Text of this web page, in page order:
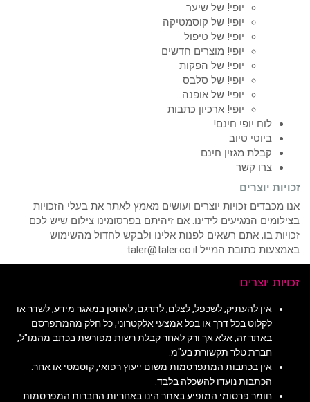
יופי! של שיער
יופי! של קוסמטיקה
יופי! של טיפול
יופי! מוצרים חדשים
יופי! של הפקות
יופי! של סלבס
יופי! של אופנה
יופי! ארכיון כתבות
לוח יופי חינם!
ביוטי טיוב
קבלת מגזין חינם
צרו קשר
זכויות יוצרים
אנו מכבדים זכויות יוצרים ועושים מאמץ לאתר את בעלי הזכויות
בצילומים המגיעים לידינו. אם זיהיתם בפרסומינו צילום שיש לכם
זכויות בו, אתם רשאים לפנות אלינו ולבקש לחדול מהשימוש
באמצעות כתובת המייל taler@taler.co.il
זכויות יוצרים
אין להעתיק, לשכפל, לצלם, לתרגם, לאחסן במאגר מידע, לשדר או
לקלוט בכל דרך או בכל אמצעי אלקטרוני, כל חלק מהמתפרסם
באתר זה, אלא אך ורק לאחר קבלת רשות מפורשת בכתב מהמו"ל,
חברת טלר תקשורת בע"מ.
אין בכתבות המתפרסמות משום ייעוץ רפואי, קוסמטי או אחר.
הכתבות נועדו להשכלה בלבד.
חומר פרסומי המופיע באתר הינו באחריות החברות המפרסמות